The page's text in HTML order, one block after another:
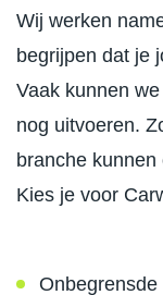
Wij werken
begrijpen dat je
Vaak kunnen
nog uitvoeren.
branche
Kies je voor